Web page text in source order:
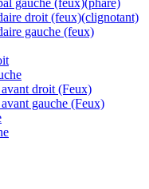
gauche (feux)(phare)
droit (feux)(clignotant)
gauche (feux)
droit (Feux)
gauche (Feux)